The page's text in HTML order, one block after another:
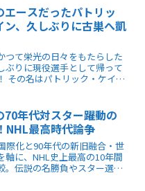
センターで開催されます。
エースだったパトリッ
ン、久しぶりに古巣へ凱
つて栄光の日々をもたらした
ぶりに現役選手として帰って
その名はパトリック・ケイ
断をした選手です。
70年代対スター躍動の
NHL最高時代論争
際化と90年代の新旧融合・世
軸に、NHL史上最高の10年間
。伝説の名勝負やスター選手